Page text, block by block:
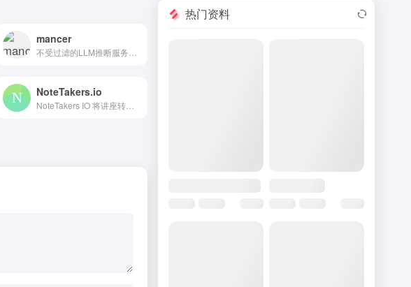
mancer
NoteTakers.io
热门资料